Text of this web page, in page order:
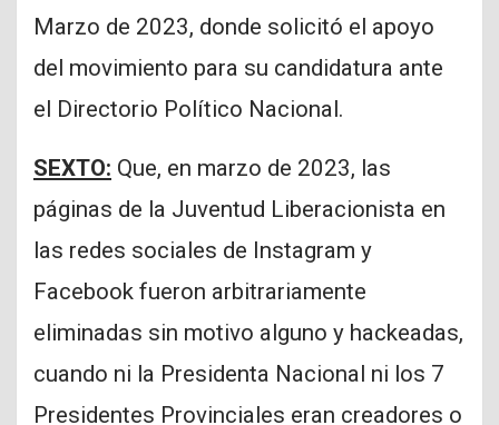
Marzo de 2023, donde solicitó el apoyo
del movimiento para su candidatura ante
el Directorio Político Nacional.
SEXTO: Que, en marzo de 2023, las
páginas de la Juventud Liberacionista en
las redes sociales de Instagram y
Facebook fueron arbitrariamente
eliminadas sin motivo alguno y hackeadas,
cuando ni la Presidenta Nacional ni los 7
Presidentes Provinciales eran creadores o